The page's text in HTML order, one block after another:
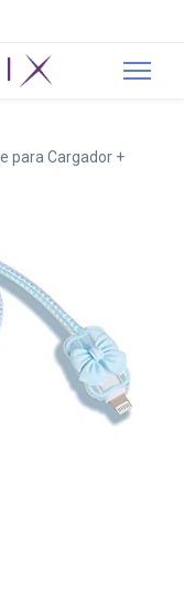
para Cargador +